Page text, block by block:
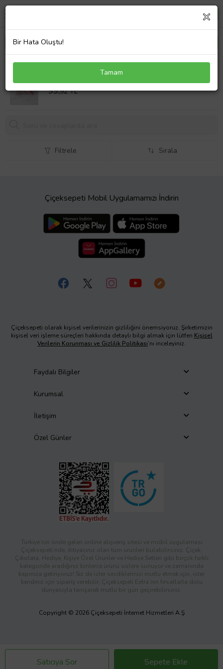
Çift Tarafı Baskılı Gizli Fermuarlı Dekoratif Yastık
Kılıfı Kırlent Kılıfı Koltuk Yastık Kılıfı (Beyaz-Pembe)
Sepet Fiyatı
99,92 TL
Satıcıya Sor Sepete Ekle
Filtrele Sırala
Çiçeksepeti Mobil Uygulamamızı İndirin
Çiçeksepeti olarak kişisel verilerinizin gizliliğini önemsiyoruz. Şirketimizin
kişisel veri işleme süreçleri hakkında detaylı bilgi almak için lütfen Kişisel
Verilerin Korunması ve Gizlilik Politikası’nı inceleyiniz.
Faydalı Bilgiler
Kurumsal
İletişim
Özel Günler
Türkiye’nin önde gelen online alışveriş sitesi ve mobil uygulaması
Çiçeksepeti’nde, ihtiyacınız olan tüm ürünleri bulabilirsiniz. Çiçek,
Çikolata, Hediye, Kişiye Özel Ürünler ve Hediye Setleri gibi birçok farklı
kategoride aradığınız binlerce ürünü sizlere sunuyor ve zamanında
kapınıza getiriyoruz! Siz de ister sevdiklerinizi mutlu etmek için, ister
kendiniz için sipariş verebilir; Çiçeksepeti Extra’nın fırsatlarla dolu
dünyasıyla tanışarak mutlu bir gün geçirebilirsiniz.
Copyright © 2026 Çiçeksepeti İnternet Hizmetleri A.Ş
Bir Hata Oluştu!
Tamam